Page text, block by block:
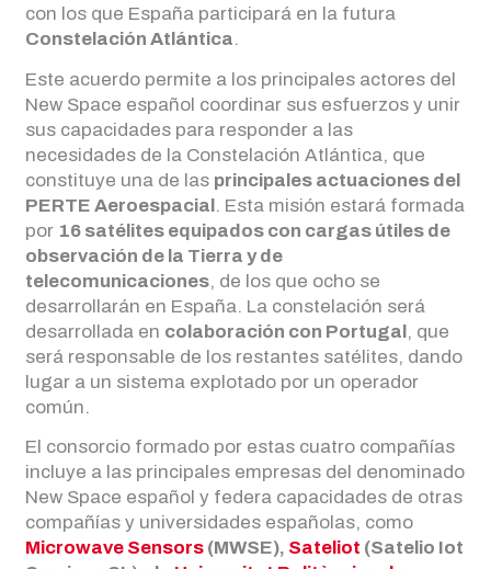
con los que España participará en la futura
Constelación Atlántica.
Este acuerdo permite a los principales actores del
New Space español coordinar sus esfuerzos y unir
sus capacidades para responder a las
necesidades de la Constelación Atlántica, que
constituye una de las principales actuaciones del
PERTE Aeroespacial. Esta misión estará formada
por 16 satélites equipados con cargas útiles de
observación de la Tierra y de
telecomunicaciones, de los que ocho se
desarrollarán en España. La constelación será
desarrollada en colaboración con Portugal, que
será responsable de los restantes satélites, dando
lugar a un sistema explotado por un operador
común.
El consorcio formado por estas cuatro compañías
incluye a las principales empresas del denominado
New Space español y federa capacidades de otras
compañías y universidades españolas, como
Microwave Sensors (MWSE), Sateliot (Satelio Iot